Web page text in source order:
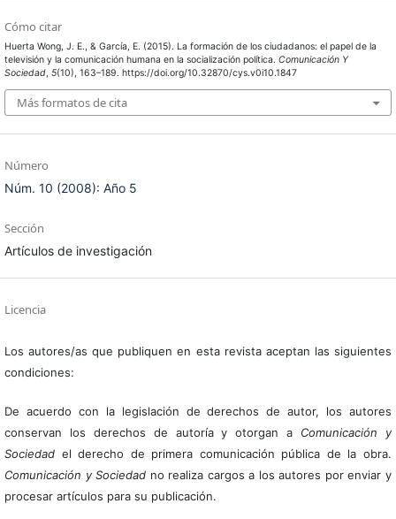
Cómo citar
Huerta Wong, J. E., & García, E. (2015). La formación de los ciudadanos: el papel de la
televisión y la comunicación humana en la socialización política. Comunicación Y
Sociedad, 5(10), 163–189. https://doi.org/10.32870/cys.v0i10.1847
Más formatos de cita
Número
Núm. 10 (2008): Año 5
Sección
Artículos de investigación
Licencia
Los autores/as que publiquen en esta revista aceptan las siguientes
condiciones:
De acuerdo con la legislación de derechos de autor, los autores
conservan los derechos de autoría y otorgan a Comunicación y
Sociedadel derecho de primera comunicación pública de la obra.
Comunicación y Sociedad no realiza cargos a los autores por enviar y
procesar artículos para su publicación.